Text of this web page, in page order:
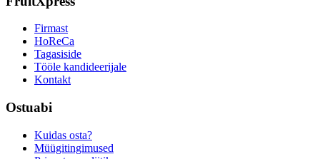
Firmast
HoReCa
Tagasiside
Tööle kandideerijale
Kontakt
Ostuabi
Kuidas osta?
Müügitingimused